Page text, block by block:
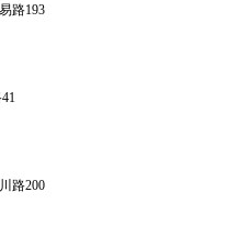
路193
路200